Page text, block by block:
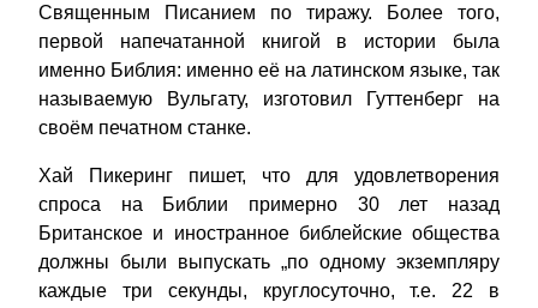
Священным Писанием по тиражу. Более того,
первой напечатанной книгой в истории была
именно Библия: именно её на латинском языке, так
называемую Вульгату, изготовил Гуттенберг на
своём печатном станке.
Хай Пикеринг пишет, что для удовлетворения
спроса на Библии примерно 30 лет назад
Британское и иностранное библейские общества
должны были выпускать „по одному экземпляру
каждые три секунды, круглосуточно, т.е. 22 в